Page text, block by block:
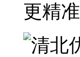
更精准